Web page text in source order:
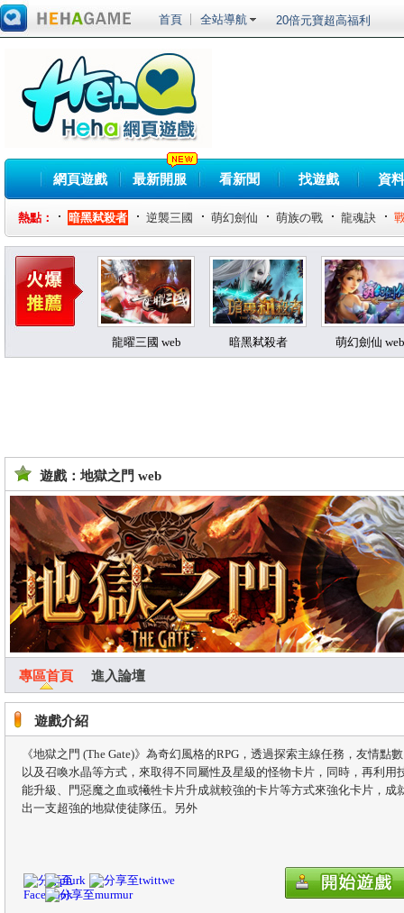
首頁 全站導航
20倍元寶超高福利
賽事獎勵總價值突破百
戰」
《劍仙：起源》最爆紅
新系統、新版本、新玩
網頁遊戲 最新開服 看新聞 找遊戲 資
熱點： 暗黑弒殺者 逆襲三國 萌幻劍仙 萌族の戰 龍魂訣
龍曜三國 web 暗黑弒殺者 萌幻劍仙 web
遊戲：地獄之門 web
專區首頁 進入論壇
遊戲介紹
《地獄之門 (The Gate)》為奇幻風格的RPG，透過探索主線任務，友情點數
以及召喚水晶等方式，來取得不同屬性及星級的怪物卡片，同時，再利用
能升級、門惡魔之血或犧牲卡片升成就較強的卡片等方式來強化卡片，成
出一支超強的地獄使徒隊伍。另外